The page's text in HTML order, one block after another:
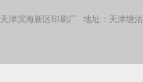
天津滨海新区印刷厂 地址：天津